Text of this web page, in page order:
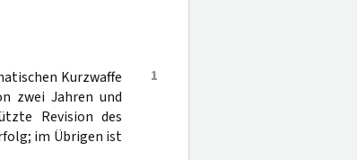
1
Kurzwaffe
zwei Jahren und
Revision des
im Übrigen ist